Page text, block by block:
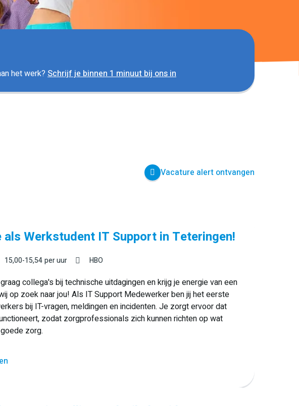
het werk? Schrijf je binnen 1 minuut bij ons in
Vacature alert ontvangen
Werkstudent IT Support in Teteringen!
15,00-15,54per uur HBO
collega's bij technische uitdagingen en krijg je energie van een
op zoek naar jou! Als IT Support Medewerker ben jij het eerste
bij IT-vragen, meldingen en incidenten. Je zorgt ervoor dat
zodat zorgprofessionals zich kunnen richten op wat
zorg.